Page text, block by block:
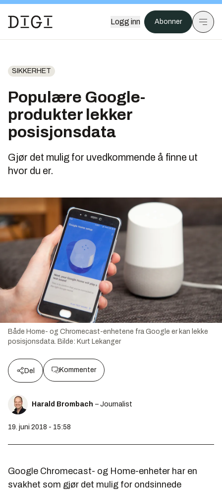
Logg inn Abonner
SIKKERHET
Populære Google-
produkter lekker
posisjonsdata
Gjør det mulig for uvedkommende å finne ut
hvor du er.
Både Home- og Chromecast-enhetene fra Google er kan lekke
posisjonsdata. Bilde: Kurt Lekanger
Del Kommenter
Harald Brombach – Journalist
19. juni 2018 - 15:58
Google Chromecast- og Home-enheter har en
svakhet som gjør det mulig for ondsinnede